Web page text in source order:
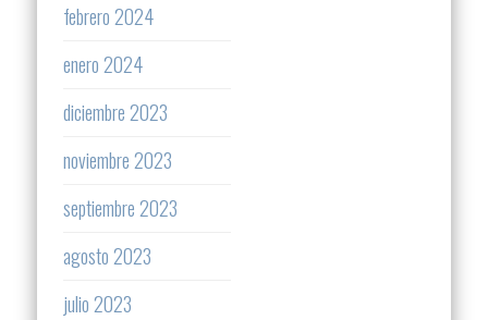
febrero 2024
enero 2024
diciembre 2023
noviembre 2023
septiembre 2023
agosto 2023
julio 2023